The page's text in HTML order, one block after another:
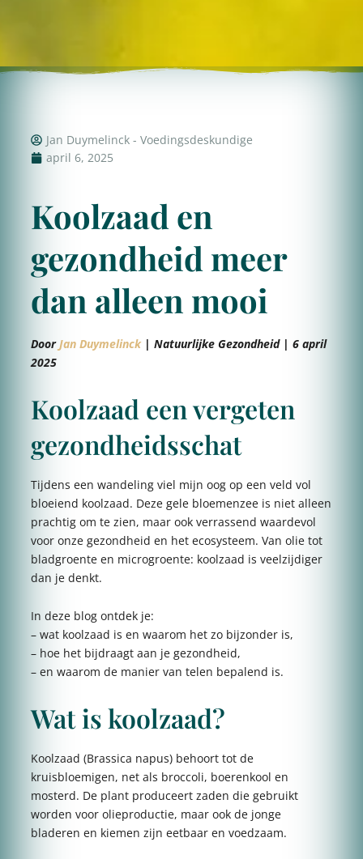
Jan Duymelinck - Voedingsdeskundige
april 6, 2025
Koolzaad en
gezondheid meer
dan alleen mooi
DoorJan Duymelinck| Natuurlijke Gezondheid | 6 april
2025
Koolzaad een vergeten
gezondheidsschat
Tijdens een wandeling viel mijn oog op een veld vol
bloeiend koolzaad. Deze gele bloemenzee is niet alleen
prachtig om te zien, maar ook verrassend waardevol
voor onze gezondheid en het ecosysteem. Van olie tot
bladgroente en microgroente: koolzaad is veelzijdiger
dan je denkt.
In deze blog ontdek je:
– wat koolzaad is en waarom het zo bijzonder is,
– hoe het bijdraagt aan je gezondheid,
– en waarom de manier van telen bepalend is.
Wat is koolzaad?
Koolzaad (Brassica napus) behoort tot de
kruisbloemigen, net als broccoli, boerenkool en
mosterd. De plant produceert zaden die gebruikt
worden voor olieproductie, maar ook de jonge
bladeren en kiemen zijn eetbaar en voedzaam.